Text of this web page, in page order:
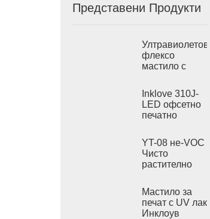
Представени Продукти
Ултравиолетово
флексо
мастило с
плътност за
печат на
стикери
Inklove 310J-
LED офсетно
печатно
YT-08 не-VOC
Чисто
растително
печатно
мастило
Мастило за
печат с UV лак
Инклоув